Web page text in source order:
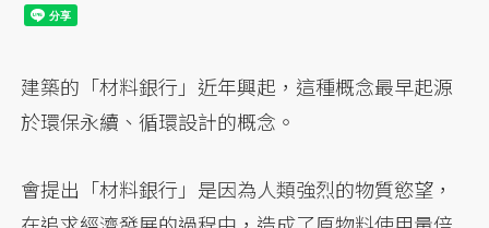
建築的「材料銀行」近年興起，這種概念最早起源
於環保永續、循環設計的概念。
會提出「材料銀行」是因為人類強烈的物質慾望，